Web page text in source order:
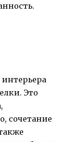
Это
сочетание